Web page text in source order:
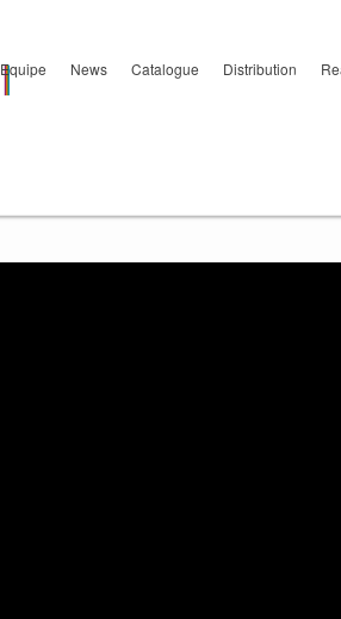
Equipe News Catalogue Distribution